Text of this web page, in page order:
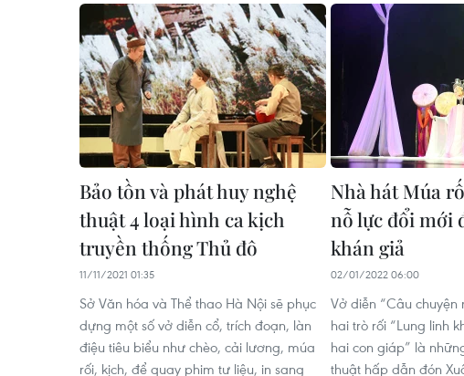
Bảo tồn và phát huy nghệ
thuật 4 loại hình ca kịch
truyền thống Thủ đô
11/11/2021 01:35
Sở Văn hóa và Thể thao Hà Nội sẽ phục
dựng một số vở diễn cổ, trích đoạn, làn
điệu tiêu biểu như chèo, cải lương, múa
rối, kịch, để quay phim tư liệu, in sang
Nhà hát Múa
nỗ lực đổi mới
khán giả
02/01/2022 06:00
Vở diễn “Câu chuyện
hai trò rối “Lung linh
hai con giáp” là
thuật hấp dẫn đón